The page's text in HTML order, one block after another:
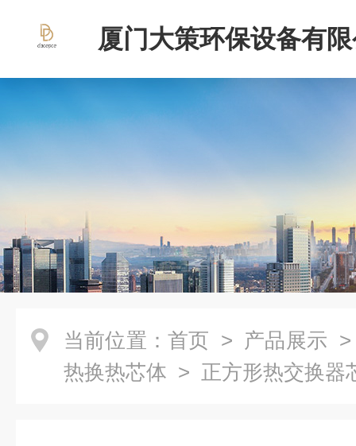
厦门大策环保设备有
当前位置： 首页 > 产品展示
热换热芯体 > 正方形热交换器